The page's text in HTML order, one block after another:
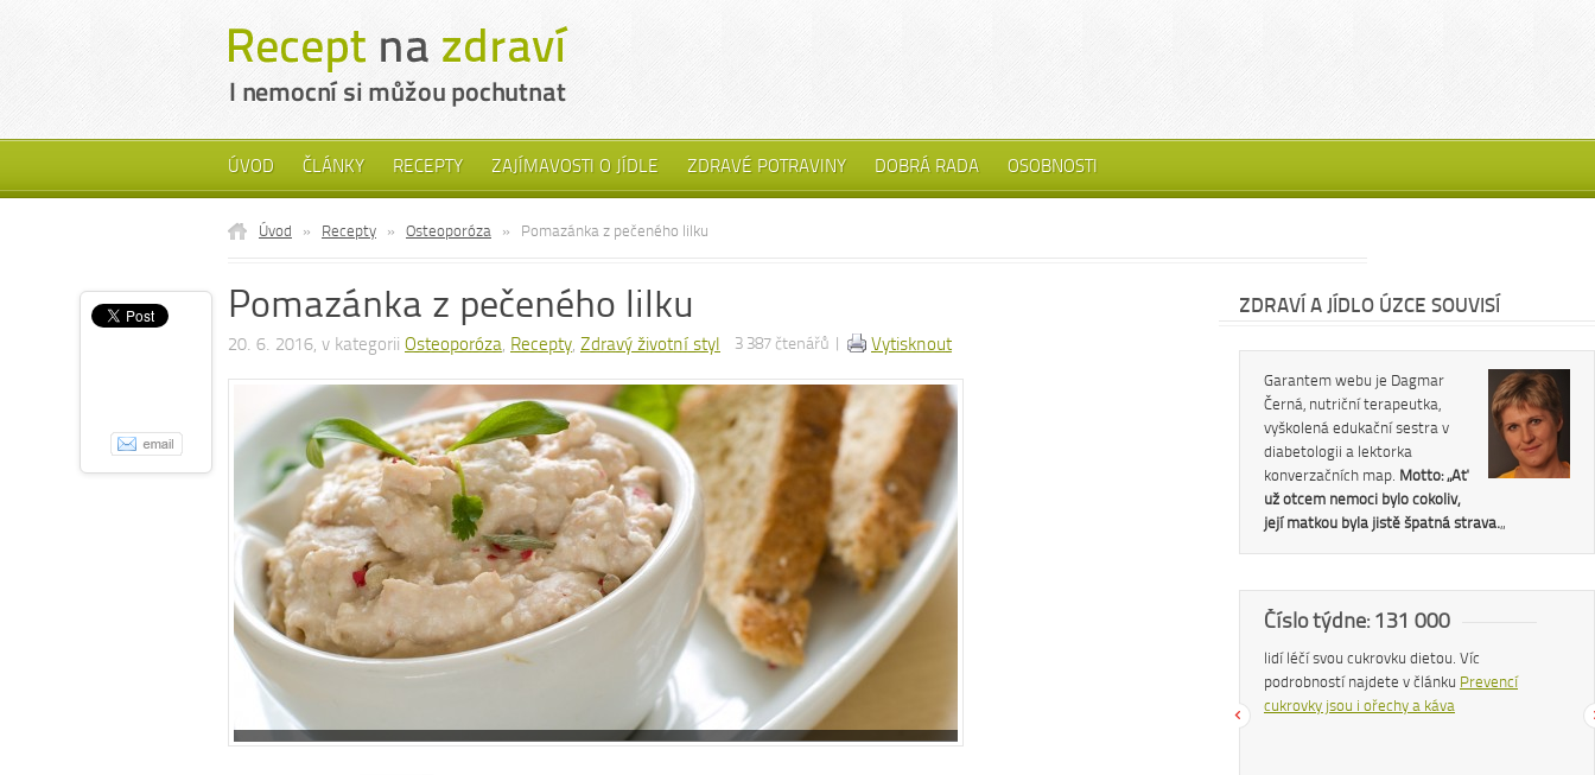
ÚVOD ČLÁNKY RECEPTY ZAJÍMAVOSTI O JÍDLE ZDRAVÉ POTRAVINY DOBRÁ RADA OSOBNOSTI
Úvod » Recepty » Osteoporóza » Pomazánka z pečeného lilku
Pomazánka z pečeného lilku
20. 6. 2016, v kategorii Osteoporóza, Recepty, Zdravý životní styl Vytisknout
3 387 čtenářů |
ZDRAVÍ A JÍDLO ÚZCE SOUVISÍ
Garantem webu je Dagmar
Černá, nutriční terapeutka,
vyškolená edukační sestra v
diabetologii a lektorka
konverzačních map. Motto: „Ať
už otcem nemoci bylo cokoliv,
její matkou byla jistě špatná strava.„
Číslo týdne: 131 000
lidí léčí svou cukrovku dietou. Víc
podrobností najdete v článku Prevencí
cukrovky jsou i ořechy a káva
cítit